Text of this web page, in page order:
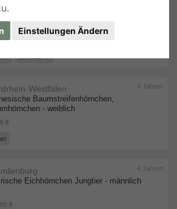
Einstellungen Ändern
€
JUNGTIER
Baumstreifenhörnchen,
- weiblich
Westfalen
€
4 Jahren
Eichhörnchen Jungtier - männlich
€
4 Jahren